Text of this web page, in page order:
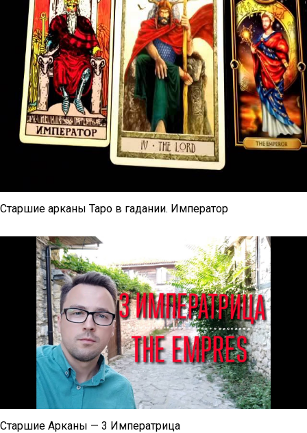
Старшие арканы Таро в гадании. Император
Старшие Арканы — 3 Императрица